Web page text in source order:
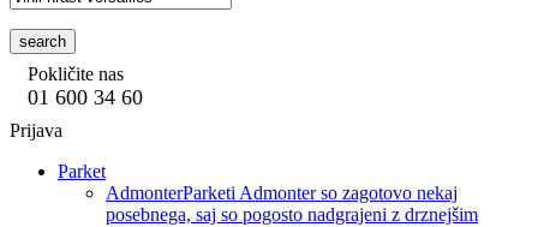
search
Pokličite nas
01 600 34 60
Prijava
Parket
AdmonterParketi Admonter so zagotovo nekaj
posebnega, saj so pogosto nadgrajeni z drznejšim